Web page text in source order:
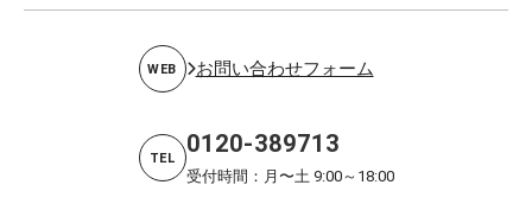
WEB お問い合わせフォーム
TEL 0120-389713
受付時間：月〜土 9:00～18:00